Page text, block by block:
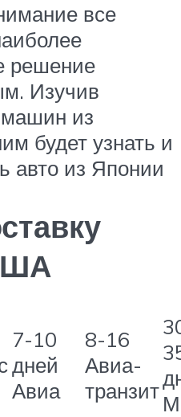
все
решение
Изучив
машин из
будет узнать и
авто из Японии
7-10
дней
Авиа
8-16
Авиа-
транзит